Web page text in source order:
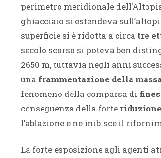
perimetro meridionale
ghiacciaio si estendeva
superficie si è ridotta a circa tre
secolo scorso si poteva ben
2650 m, tuttavia negli anni
una frammentazione della
fenomeno della comparsa di
conseguenza della forte
l’ablazione e ne inibisce il
La forte esposizione agli agenti